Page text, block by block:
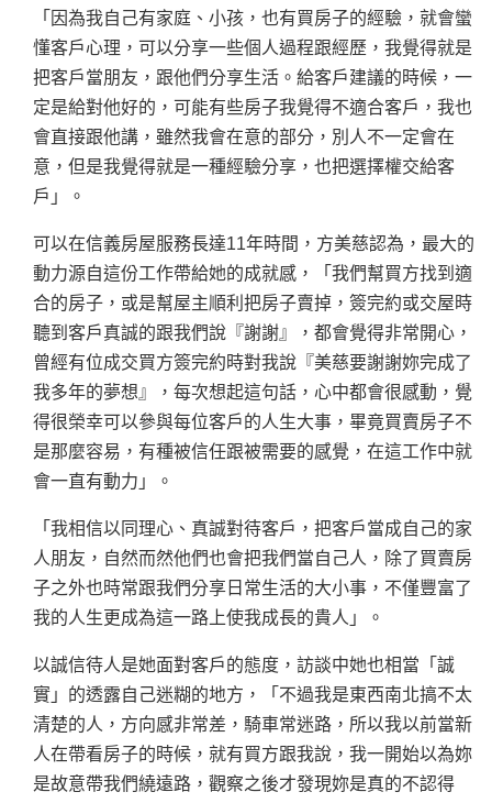
「因為我自己有家庭、小孩，也有買房子的經驗，就會蠻
懂客戶心理，可以分享一些個人過程跟經歷，我覺得就是
把客戶當朋友，跟他們分享生活。給客戶建議的時候，一
定是給對他好的，可能有些房子我覺得不適合客戶，我也
會直接跟他講，雖然我會在意的部分，別人不一定會在
意，但是我覺得就是一種經驗分享，也把選擇權交給客
戶」。
可以在信義房屋服務長達11年時間，方美慈認為，最大的
動力源自這份工作帶給她的成就感，「我們幫買方找到適
合的房子，或是幫屋主順利把房子賣掉，簽完約或交屋時
聽到客戶真誠的跟我們說『謝謝』，都會覺得非常開心，
曾經有位成交買方簽完約時對我說『美慈要謝謝妳完成了
我多年的夢想』，每次想起這句話，心中都會很感動，覺
得很榮幸可以參與每位客戶的人生大事，畢竟買賣房子不
是那麼容易，有種被信任跟被需要的感覺，在這工作中就
會一直有動力」。
「我相信以同理心、真誠對待客戶，把客戶當成自己的家
人朋友，自然而然他們也會把我們當自己人，除了買賣房
子之外也時常跟我們分享日常生活的大小事，不僅豐富了
我的人生更成為這一路上使我成長的貴人」。
以誠信待人是她面對客戶的態度，訪談中她也相當「誠
實」的透露自己迷糊的地方，「不過我是東西南北搞不太
清楚的人，方向感非常差，騎車常迷路，所以我以前當新
人在帶看房子的時候，就有買方跟我說，我一開始以為妳
是故意帶我們繞遠路，觀察之後才發現妳是真的不認得